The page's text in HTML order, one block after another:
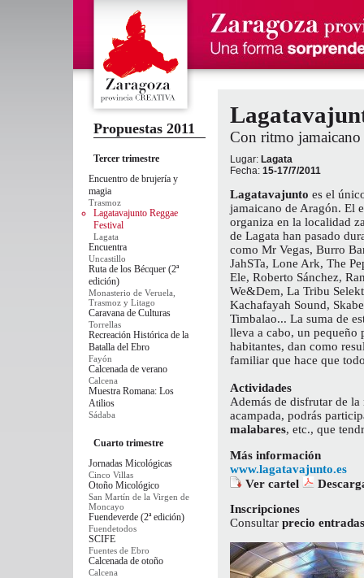
Con ritmo jamaicano
Lugar: Lagata
Fecha: 15-17/7/2011
Lagatavajunto es el
jamaicano de Aragón. El
organiza en la localidad
de Lagata han pasado
como Mr Vegas, Burro
JahSTa, Lone Ark, The
Ele, Roberto Sánchez,
We&Dem, La Tribu
Kachafayah Sound,
Timbalao... La suma de
lleva a cabo, un pequeño
habitantes, dan como
familiar que hace que
Actividades
Además de disfrutar de la
acampada, podrás
malabares, etc., que
Más información
www.lagatavajunto.es
Ver cartel
Inscripciones
Consultar precio entradas
Propuestas 2011
Tercer trimestre
Encuentro de brujería y
magia
Trasmoz
Lagatavajunto Reggae
Festival
Lagata
Encuentra
Uncastillo
Ruta de los Bécquer (2ª
edición)
Monasterio de Veruela,
Trasmoz y Litago
Caravana de Culturas
Torrellas
Recreación Histórica de la
Batalla del Ebro
Fayón
Calcenada de verano
Calcena
Muestra Romana: Los
Atilios
Sádaba
Cuarto trimestre
Jornadas Micológicas
Cinco Villas
Otoño Micológico
San Martín de la Virgen de
Moncayo
Fuendeverde (2ª edición)
Fuendetodos
SCIFE
Fuentes de Ebro
Calcenada de otoño
Calcena